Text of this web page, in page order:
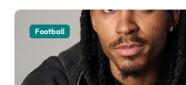
Football